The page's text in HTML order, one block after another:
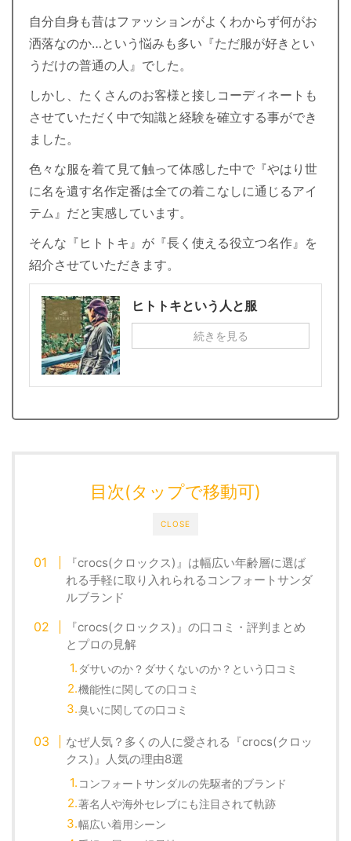
自分自身も昔はファッションがよくわからず何がお
洒落なのか…という悩みも多い『ただ服が好きとい
うだけの普通の人』でした。
しかし、たくさんのお客様と接しコーディネートも
させていただく中で知識と経験を確立する事ができ
ました。
色々な服を着て見て触って体感した中で『やはり世
に名を遺す名作定番は全ての着こなしに通じるアイ
テム』だと実感しています。
そんな『ヒトトキ』が『長く使える役立つ名作』を
紹介させていただきます。
ヒトトキという人と服
続きを見る
CLOSE
目次(タップで移動可)
『crocs(クロックス)』は幅広い年齢層に選ば
れる手軽に取り入れられるコンフォートサンダ
ルブランド
『crocs(クロックス)』の口コミ・評判まとめ
とプロの見解
ダサいのか？ダサくないのか？という口コミ
機能性に関しての口コミ
臭いに関しての口コミ
なぜ人気？多くの人に愛される『crocs(クロッ
クス)』人気の理由8選
コンフォートサンダルの先駆者的ブランド
著名人や海外セレブにも注目されて軌跡
幅広い着用シーン